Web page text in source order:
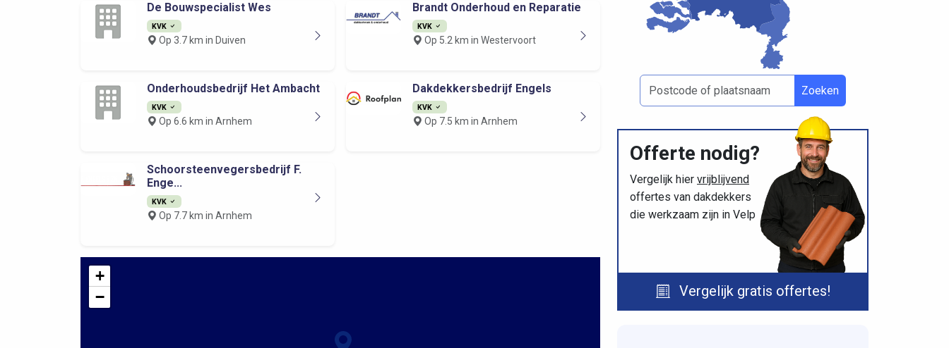
De Bouwspecialist Wes
KVK
Op 3.7 km in Duiven
Brandt Onderhoud en Reparatie
KVK
Op 5.2 km in Westervoort
Onderhoudsbedrijf Het Ambacht
KVK
Op 6.6 km in Arnhem
Dakdekkersbedrijf Engels
KVK
Op 7.5 km in Arnhem
Schoorsteenvegersbedrijf F.
Enge...
KVK
Op 7.7 km in Arnhem
+
−
Zoeken
Offerte nodig?
Vergelijk hier vrijblijvend
offertes van dakdekkers
die werkzaam zijn in Velp
Vergelijk gratis offertes!